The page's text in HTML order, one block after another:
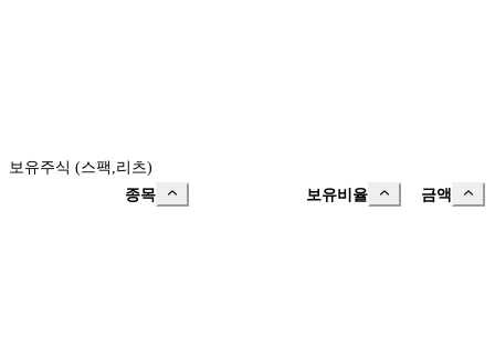
보유주식 (스팩,리츠)
종목
보유비율 금액